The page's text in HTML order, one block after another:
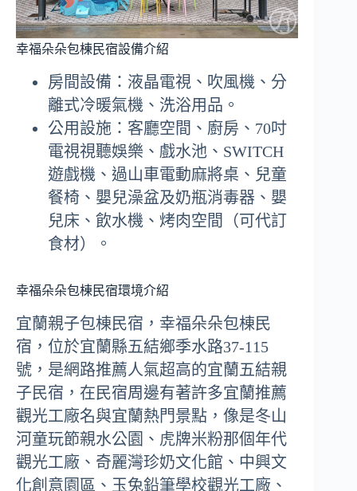
幸福朵朵包棟民宿設備介紹
房間設備：液晶電視、吹風機、分
離式冷暖氣機、洗浴用品。
公用設施：客廳空間、廚房、70吋
電視視聽娛樂、戲水池、SWITCH
遊戲機、過山車電動麻將桌、兒童
餐椅、嬰兒澡盆及奶瓶消毒器、嬰
兒床、飲水機、烤肉空間（可代訂
食材）。
幸福朵朵包棟民宿環境介紹
宜蘭親子包棟民宿，幸福朵朵包棟民
宿，位於宜蘭縣五結鄉季水路37-115
號，是網路推薦人氣超高的宜蘭五結親
子民宿，在民宿周邊有著許多宜蘭推薦
觀光工廠名與宜蘭熱門景點，像是冬山
河童玩節親水公園、虎牌米粉那個年代
觀光工廠、奇麗灣珍奶文化館、中興文
化創意園區、玉兔鉛筆學校觀光工廠、